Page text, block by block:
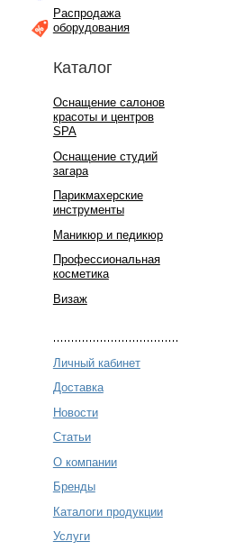
Распродажа
оборудования
Каталог
Оснащение салонов
красоты и центров
SPA
Оснащение студий
загара
Парикмахерские
инструменты
Маникюр и педикюр
Профессиональная
косметика
Визаж
Личный кабинет
Доставка
Новости
Статьи
О компании
Бренды
Каталоги продукции
Услуги